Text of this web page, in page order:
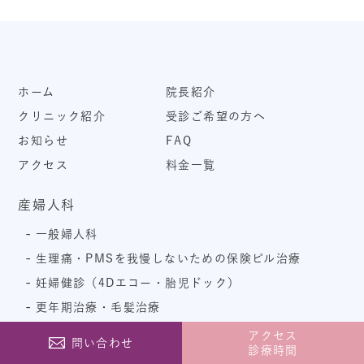
問い合わせ
アクセス
診療時間
ホーム 院長紹介
クリニック紹介 受診ご希望の方へ
お知らせ FAQ
アクセス 料金一覧
産婦人科
一般婦人科
生理痛・PMSを我慢しないための保険ピル治療
妊婦健診（4Dエコー・胎児ドック）
更年期治療・毛髪治療
ピル（避妊目的の低用量ピル・月経移動・アフターピ
ル等）